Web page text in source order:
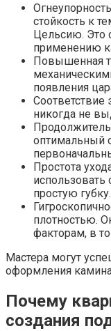
стойкость к
Цельсию. Это
применению
Повышенная
появления
никогда не
оптимальный
Простота
простую губку.
плотностью.
факторам, в
Мастера могут
оформления
Почему
создания